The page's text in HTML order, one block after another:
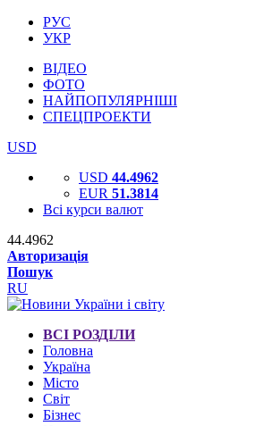
РУС
УКР
ВІДЕО
ФОТО
НАЙПОПУЛЯРНІШІ
СПЕЦПРОЕКТИ
USD
USD 44.4962
EUR 51.3814
Всі курси валют
44.4962
Авторизація
Пошук
RU
ВСІ РОЗДІЛИ
Головна
Україна
Місто
Світ
Бізнес